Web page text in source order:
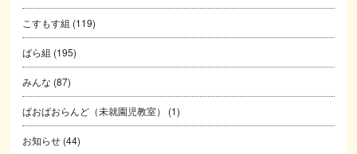
こすもす組 (119)
ばら組 (195)
みんな (87)
ぱおぱおらんど（未就園児教室） (1)
お知らせ (44)